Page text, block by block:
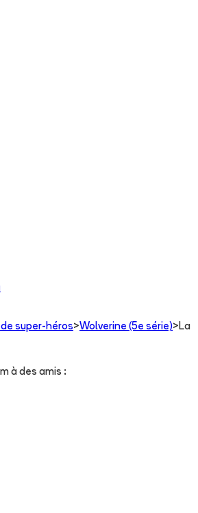
super-héros>Wolverine (5e série)> La
à des amis :